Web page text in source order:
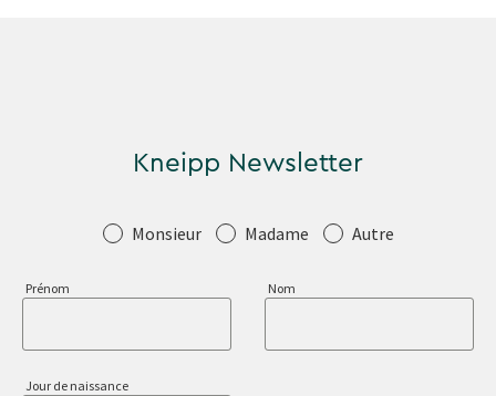
Kneipp Newsletter
SalutationMonsieur Madame Autre
Prénom Nom
Jour de naissance